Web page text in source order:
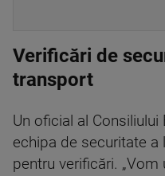
Verificări de
transport
Un oficial al
echipa de securitate a
pentru verificări.